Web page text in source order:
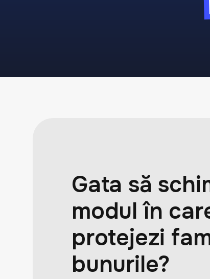
Gata să
modul în
protejezi
bunurile?